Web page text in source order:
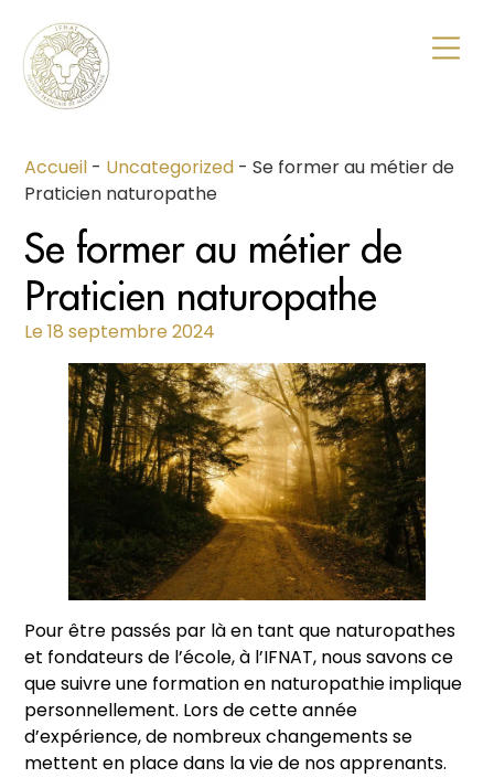
Accueil - Uncategorized -Se former au métier de
Praticien naturopathe
Se former au métier de
Praticien naturopathe
Le 18 septembre 2024
Pour être passés par là en tant que naturopathes
et fondateurs de l’école, à l’IFNAT, nous savons ce
que suivre une formation en naturopathie implique
personnellement. Lors de cette année
d’expérience, de nombreux changements se
mettent en place dans la vie de nos apprenants.